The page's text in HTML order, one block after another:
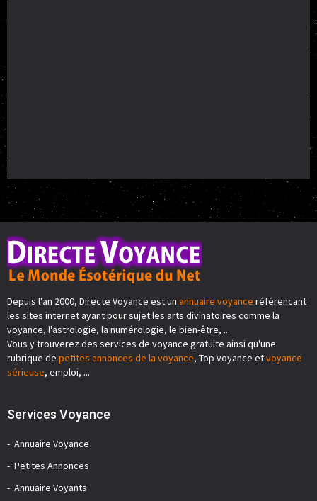
Depuis l'an 2000, Directe Voyance est un annuaire voyance référencant
les sites internet ayant pour sujet les arts divinatoires comme la
voyance, l'astrologie, la numérologie, le bien-être, ...
Vous y trouverez des services de voyance gratuite ainsi qu'une
rubrique de petites annonces de la voyance, Top voyance etvoyance
sérieuse, emploi, ...
Services Voyance
Annuaire Voyance
Petites Annonces
Annuaire Voyants